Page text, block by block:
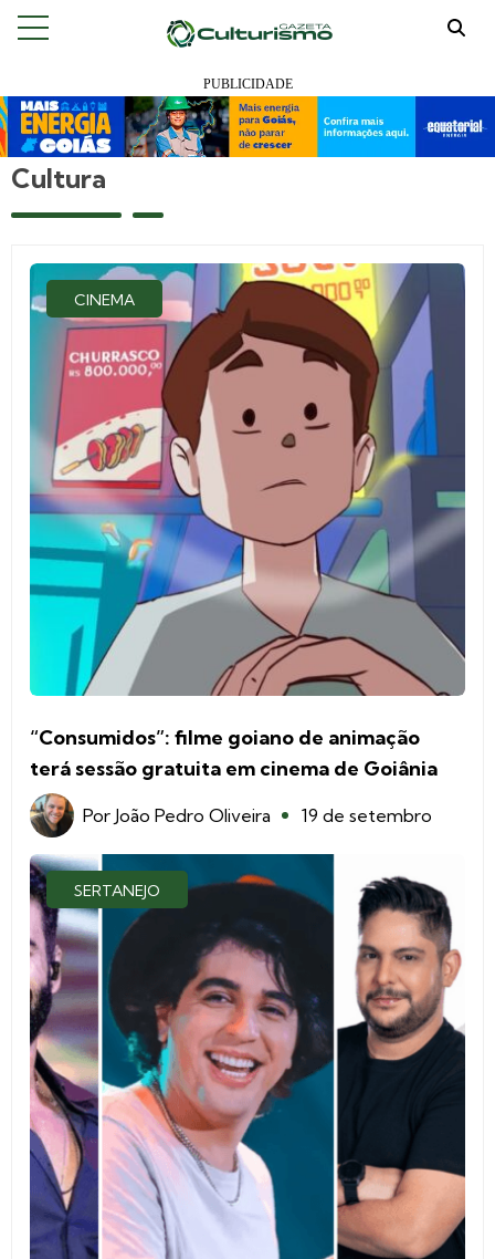
Cultura
CINEMA
“Consumidos”: filme goiano de animação
terá sessão gratuita em cinema de Goiânia
Por João Pedro Oliveira 19 de setembro
SERTANEJO